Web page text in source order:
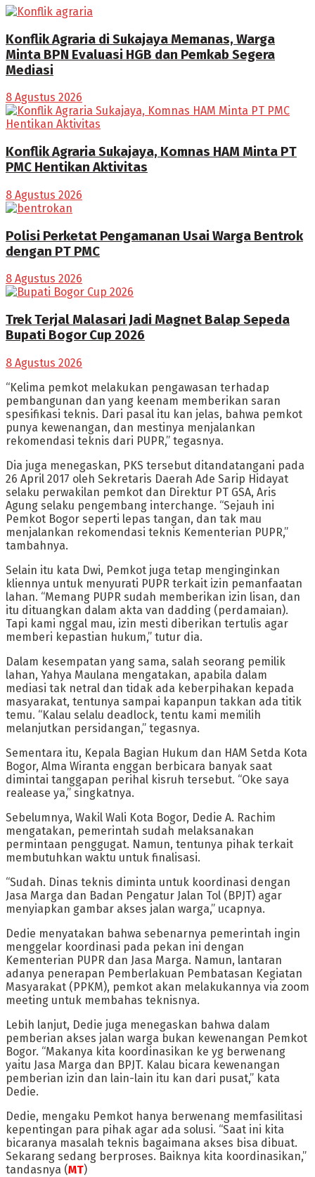
Konflik Agraria di Sukajaya Memanas, Warga
Minta BPN Evaluasi HGB dan Pemkab Segera
Mediasi
8 Agustus 2026
Konflik Agraria Sukajaya, Komnas HAM Minta PT
PMC Hentikan Aktivitas
8 Agustus 2026
Polisi Perketat Pengamanan Usai Warga Bentrok
dengan PT PMC
8 Agustus 2026
Trek Terjal Malasari Jadi Magnet Balap Sepeda
Bupati Bogor Cup 2026
8 Agustus 2026
“Kelima pemkot melakukan pengawasan terhadap
pembangunan dan yang keenam memberikan saran
spesifikasi teknis. Dari pasal itu kan jelas, bahwa pemkot
punya kewenangan, dan mestinya menjalankan
rekomendasi teknis dari PUPR,” tegasnya.
Dia juga menegaskan, PKS tersebut ditandatangani pada
26 April 2017 oleh Sekretaris Daerah Ade Sarip Hidayat
selaku perwakilan pemkot dan Direktur PT GSA, Aris
Agung selaku pengembang interchange. “Sejauh ini
Pemkot Bogor seperti lepas tangan, dan tak mau
menjalankan rekomendasi teknis Kementerian PUPR,”
tambahnya.
Selain itu kata Dwi, Pemkot juga tetap menginginkan
kliennya untuk menyurati PUPR terkait izin pemanfaatan
lahan. “Memang PUPR sudah memberikan izin lisan, dan
itu dituangkan dalam akta van dadding (perdamaian).
Tapi kami nggal mau, izin mesti diberikan tertulis agar
memberi kepastian hukum,” tutur dia.
Dalam kesempatan yang sama, salah seorang pemilik
lahan, Yahya Maulana mengatakan, apabila dalam
mediasi tak netral dan tidak ada keberpihakan kepada
masyarakat, tentunya sampai kapanpun takkan ada titik
temu. “Kalau selalu deadlock, tentu kami memilih
melanjutkan persidangan,” tegasnya.
Sementara itu, Kepala Bagian Hukum dan HAM Setda Kota
Bogor, Alma Wiranta enggan berbicara banyak saat
dimintai tanggapan perihal kisruh tersebut. “Oke saya
realease ya,” singkatnya.
Sebelumnya, Wakil Wali Kota Bogor, Dedie A. Rachim
mengatakan, pemerintah sudah melaksanakan
permintaan penggugat. Namun, tentunya pihak terkait
membutuhkan waktu untuk finalisasi.
“Sudah. Dinas teknis diminta untuk koordinasi dengan
Jasa Marga dan Badan Pengatur Jalan Tol (BPJT) agar
menyiapkan gambar akses jalan warga,” ucapnya.
Dedie menyatakan bahwa sebenarnya pemerintah ingin
menggelar koordinasi pada pekan ini dengan
Kementerian PUPR dan Jasa Marga. Namun, lantaran
adanya penerapan Pemberlakuan Pembatasan Kegiatan
Masyarakat (PPKM), pemkot akan melakukannya via zoom
meeting untuk membahas teknisnya.
Lebih lanjut, Dedie juga menegaskan bahwa dalam
pemberian akses jalan warga bukan kewenangan Pemkot
Bogor. “Makanya kita koordinasikan ke yg berwenang
yaitu Jasa Marga dan BPJT. Kalau bicara kewenangan
pemberian izin dan lain-lain itu kan dari pusat,” kata
Dedie.
Dedie, mengaku Pemkot hanya berwenang memfasilitasi
kepentingan para pihak agar ada solusi. “Saat ini kita
bicaranya masalah teknis bagaimana akses bisa dibuat.
Sekarang sedang berproses. Baiknya kita koordinasikan,”
tandasnya (MT)